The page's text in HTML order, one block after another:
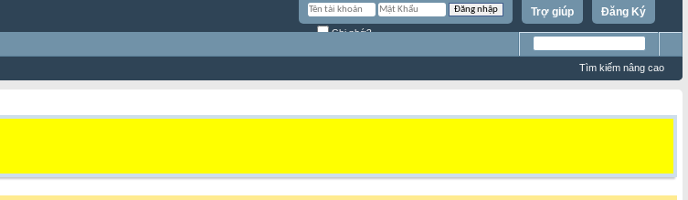
Đăng Ký
Trợ giúp
Ghi nhớ?
Tìm kiếm nâng cao